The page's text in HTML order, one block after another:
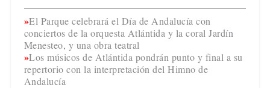
El Parque celebrará el Día de Andalucía con
conciertos de la orquesta Atlántida y la coral Jardín
Menesteo, y una obra teatral
Los músicos de Atlántida pondrán punto y final a su
repertorio con la interpretación del Himno de
Andalucía